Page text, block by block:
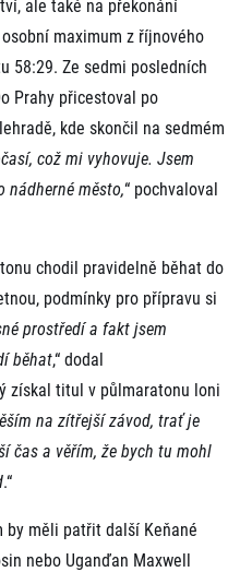
ale také na překonání
maximum z říjnového
58:29. Ze sedmi posledních
Prahy přicestoval po
kde skončil na sedmém
což mi vyhovuje. Jsem
nádherné město,“ pochvaloval
chodil pravidelně běhat do
podmínky pro přípravu si
prostředí a fakt jsem
běhat,“ dodal
získal titul v půlmaratonu loni
na zítřejší závod, trať je
čas a věřím, že bych tu mohl
.“
by měli patřit další Keňané
nebo Uganďan Maxwell